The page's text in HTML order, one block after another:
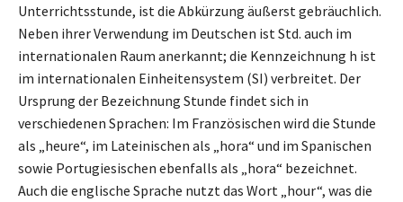
Unterrichtsstunde, ist die Abkürzung äußerst gebräuchlich.
Neben ihrer Verwendung im Deutschen ist Std. auch im
internationalen Raum anerkannt; die Kennzeichnung h ist
im internationalen Einheitensystem (SI) verbreitet. Der
Ursprung der Bezeichnung Stunde findet sich in
verschiedenen Sprachen: Im Französischen wird die Stunde
als „heure“, im Lateinischen als „hora“ und im Spanischen
sowie Portugiesischen ebenfalls als „hora“ bezeichnet.
Auch die englische Sprache nutzt das Wort „hour“, was die